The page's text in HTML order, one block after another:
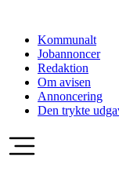
indholdKommunalt
Jobannoncer
Redaktion
Om avisen
Annoncering
Den trykte